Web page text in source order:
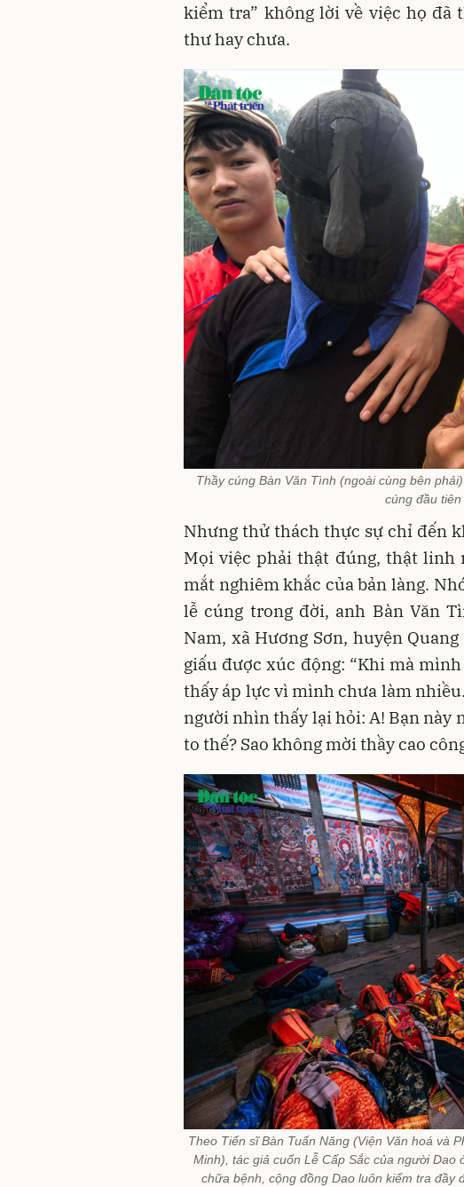
kiểm tra” không lời về việc họ đã
thư hay chưa.
Thầy cúng Bàn Văn Tình (ngoài cùng bên
cúng đầu
Nhưng thử thách thực sự chỉ đến
Mọi việc phải thật đúng, thật linh
mắt nghiêm khắc của bản làng.
lễ cúng trong đời, anh Bàn Văn
Nam, xã Hương Sơn, huyện
giấu được xúc động: “Khi mà
thấy áp lực vì mình chưa làm
người nhìn thấy lại hỏi: A! Bạn này
to thế? Sao không mời thầy cao
Theo Tiến sĩ Bàn Tuấn Năng (Viện Văn hoá và
Minh), tác giả cuốn Lễ Cấp Sắc của người
chữa bệnh, cộng đồng Dao luôn kiểm tra đầy